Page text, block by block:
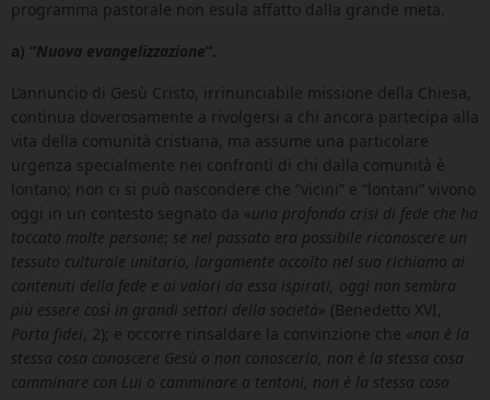
programma pastorale non esula affatto dalla grande meta.
a) “Nuova evangelizzazione”.
L’annuncio di Gesù Cristo, irrinunciabile missione della Chiesa,
continua doverosamente a rivolgersi a chi ancora partecipa alla
vita della comunità cristiana, ma assume una particolare
urgenza specialmente nei confronti di chi dalla comunità è
lontano; non ci si può nascondere che “vicini” e “lontani” vivono
oggi in un contesto segnato da «una profonda crisi di fede che ha
toccato molte persone; se nel passato era possibile riconoscere un
tessuto culturale unitario, largamente accolto nel suo richiamo ai
contenuti della fede e ai valori da essa ispirati, oggi non sembra
più essere così in grandi settori della società» (Benedetto XVI,
Porta fidei, 2); e occorre rinsaldare la convinzione che «non è la
stessa cosa conoscere Gesù o non conoscerlo, non è la stessa cosa
camminare con Lui o camminare a tentoni, non è la stessa cosa